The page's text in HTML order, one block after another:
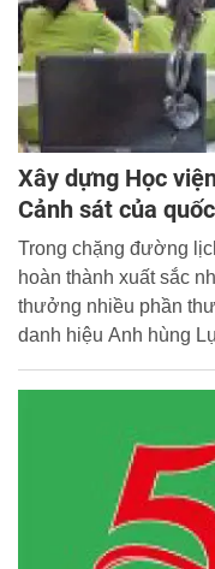
Xây dựng Học
Cảnh sát của
Trong chặng đường
hoàn thành xuất sắc
thưởng nhiều phần
danh hiệu Anh hùng